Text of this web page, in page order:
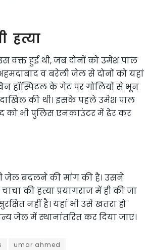
हत्या
वक्त हुई थी, जब दोनों को उमेश पाल
व बरेली जेल से दोनों को यहां
हॉस्पिटल के गेट पर गोलियों से भून
दाखिल की थी। इसके पहले उमेश पाल
को भी पुलिस एनकाउंटर में ढेर कर
जेल बदलने की मांग की है। उसने
की हत्या प्रयागराज में ही की जा
नहीं है। यहां भी उसे खतरा हो
जेल में स्थानांतरित कर दिया जाए।
umar ahmed